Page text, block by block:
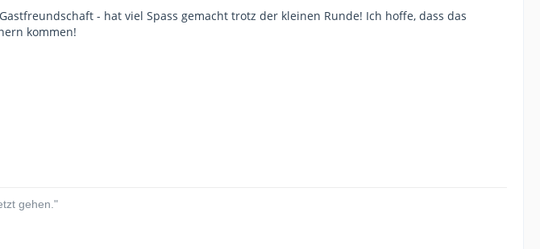
- hat viel Spass gemacht trotz der kleinen Runde! Ich hoffe, dass das
kommen!
gehen."